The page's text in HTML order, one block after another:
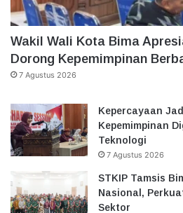
Wakil Wali Kota Bima
Dorong Kepemimpinan
7 Agustus 2026
Kepercayaan
Kepemimpinan
Teknologi
7 Agustus 2026
STKIP Tamsis
Nasional,
Sektor